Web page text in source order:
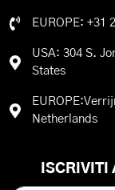
EUROPE: +31
USA: 304 S.
States
Netherlands
ISCRIVITI